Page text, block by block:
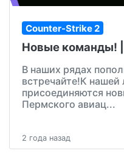
Counter-Strike 2
Новые команды!
В наших рядах
встречайте!К нашей
присоединяются
Пермского авиац...
2 года назад